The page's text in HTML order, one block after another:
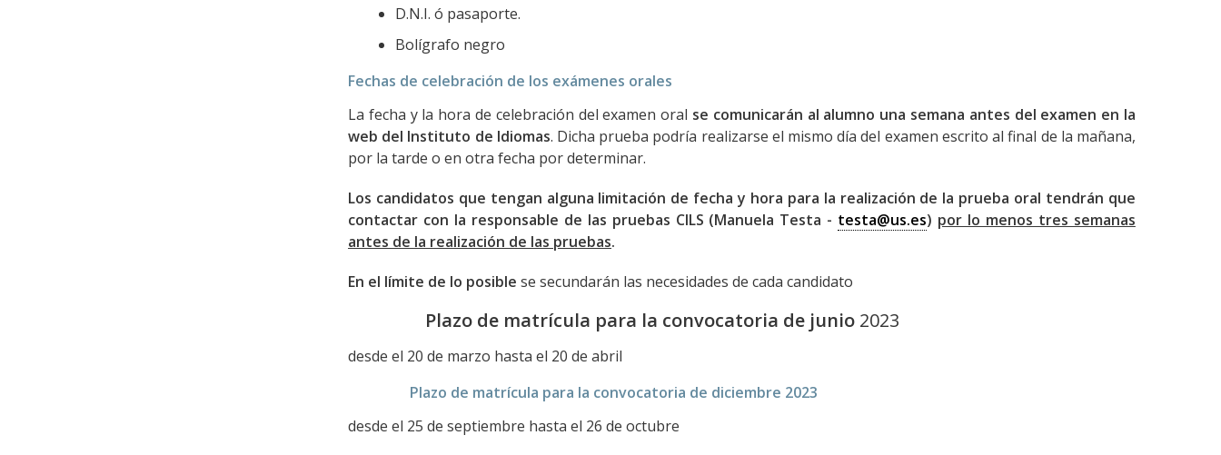
D.N.I. ó pasaporte.
Bolígrafo negro
Fechas de celebración de los exámenes orales
La fecha y la hora de celebración del examen oral se comunicarán al alumno una semana antes del examen en la
web del Instituto de Idiomas. Dicha prueba podría realizarse el mismo día del examen escrito al final de la mañana,
por la tarde o en otra fecha por determinar.
Los candidatos que tengan alguna limitación de fecha y hora para la realización de la prueba oral tendrán que
contactar con la responsable de las pruebas CILS (Manuela Testa - testa@us.es) por lo menos tres semanas
antes de la realización de las pruebas.
En el límite de lo posiblese secundarán las necesidades de cada candidato
Plazo de matrícula para la convocatoria de junio 2023
desde el 20 de marzo hasta el 20 de abril
Plazo de matrícula para la convocatoria de diciembre 2023
desde el 25 de septiembre hasta el 26 de octubre